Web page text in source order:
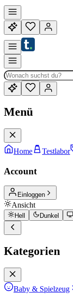
Menü
Home Testlabor
Account
Einloggen
Ansicht
Hell Dunkel
Kategorien
Baby & Spielzeug